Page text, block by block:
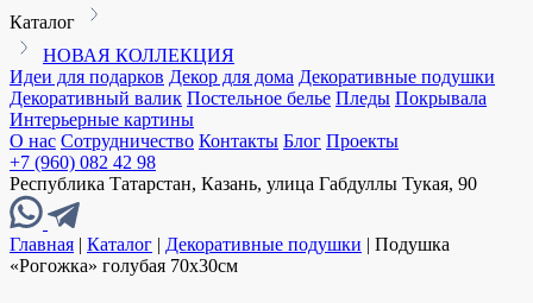
Каталог
НОВАЯ КОЛЛЕКЦИЯ
Идеи для подарков Декор для дома Декоративные подушки
Декоративный валик Постельное белье Пледы Покрывала
Интерьерные картины
О нас Сотрудничество Контакты Блог Проекты
+7 (960) 082 42 98
Республика Татарстан, Казань, улица Габдуллы Тукая, 90
Главная | Каталог | Декоративные подушки | Подушка
«Рогожка» голубая 70х30см